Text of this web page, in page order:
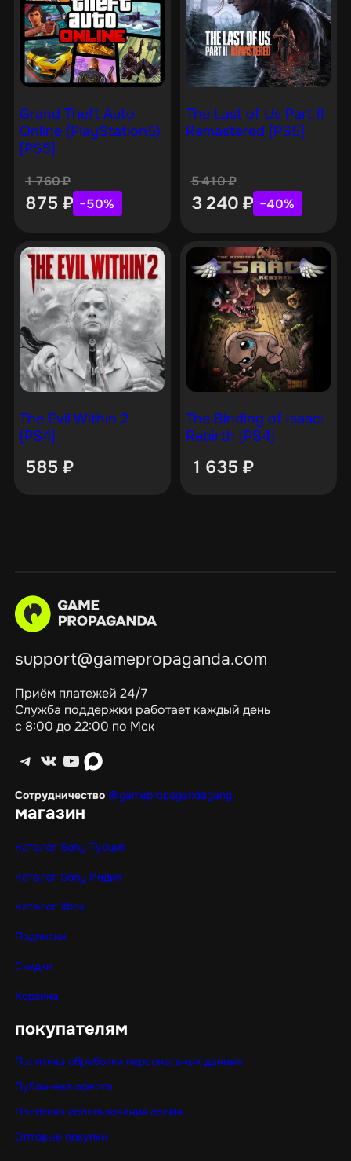
Grand Theft Auto
Online (PlayStation5)
[PS5]
1 760₽
875 ₽ −50%
The Last of Us Part II
Remastered [PS5]
5 410₽
3 240 ₽ −40%
The Evil Within 2
[PS4]
585 ₽
The Binding of Isaac:
Rebirth [PS4]
1 635 ₽
support@gamepropaganda.com
Приём платежей 24/7
Служба поддержки работает каждый день
с 8:00 до 22:00 по Мск
Telegram ВКонтакте YouTube max
Сотрудничество @gamepropagandagang
магазин
Каталог Sony Турция
Каталог Sony Индия
Каталог Xbox
Подписки
Скидки
Корзина
покупателям
Политика обработки персональных данных
Публичная оферта
Политика использования cookie
Оптовые покупки